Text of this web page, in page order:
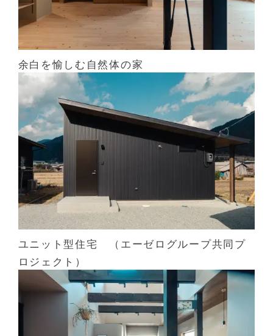
余白を愉しむ自然体の家
ユニット型住宅 （エーゼログループ共同プ
ロジェクト）